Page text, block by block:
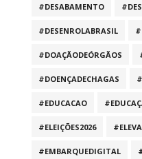
#DESABAMENTO
#DESENROLABRASIL
#DOAÇÃODEÓRGÃOS
#DOENÇADECHAGAS
#EDUCACAO
#ELEIÇÕES2026
#EMBARQUEDIGITAL